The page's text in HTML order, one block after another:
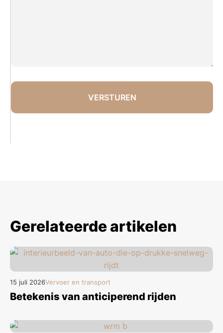
Gerelateerde artikelen
15 juli 2026Vervoer en transport
Betekenis van anticiperend rijden